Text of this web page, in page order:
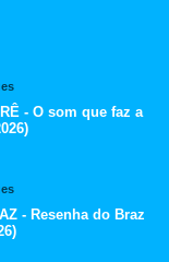
- O som que faz a
- Resenha do Braz